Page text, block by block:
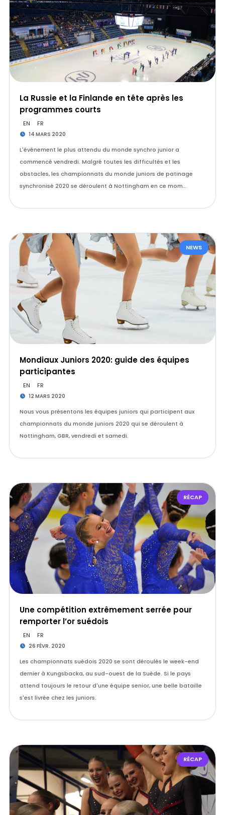
La Russie et la Finlande en tête après les
programmes courts
EN FR
14 MARS 2020
L'événement le plus attendu du monde synchro junior a
commencé vendredi. Malgré toutes les difficultés et les
obstacles, les championnats du monde juniors de patinage
synchronisé 2020 se déroulent à Nottingham en ce mom…
NEWS
Mondiaux Juniors 2020: guide des équipes
participantes
EN FR
12 MARS 2020
Nous vous présentons les équipes juniors qui participent aux
championnats du monde juniors 2020 qui se déroulent à
Nottingham, GBR, vendredi et samedi.
RÉCAP
Une compétition extrêmement serrée pour
remporter l’or suédois
EN FR
26 FÉVR. 2020
Les championnats suédois 2020 se sont déroulés le week-end
dernier à Kungsbacka, au sud-ouest de la Suède. Si le pays
attend toujours le retour d'une équipe senior, une belle bataille
s'est livrée chez les juniors.
RÉCAP